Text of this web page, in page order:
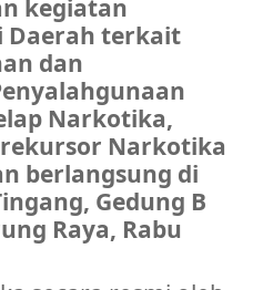
kegiatan
Daerah terkait
dan
Narkotika,
Narkotika
berlangsung di
Gedung B
Raya, Rabu